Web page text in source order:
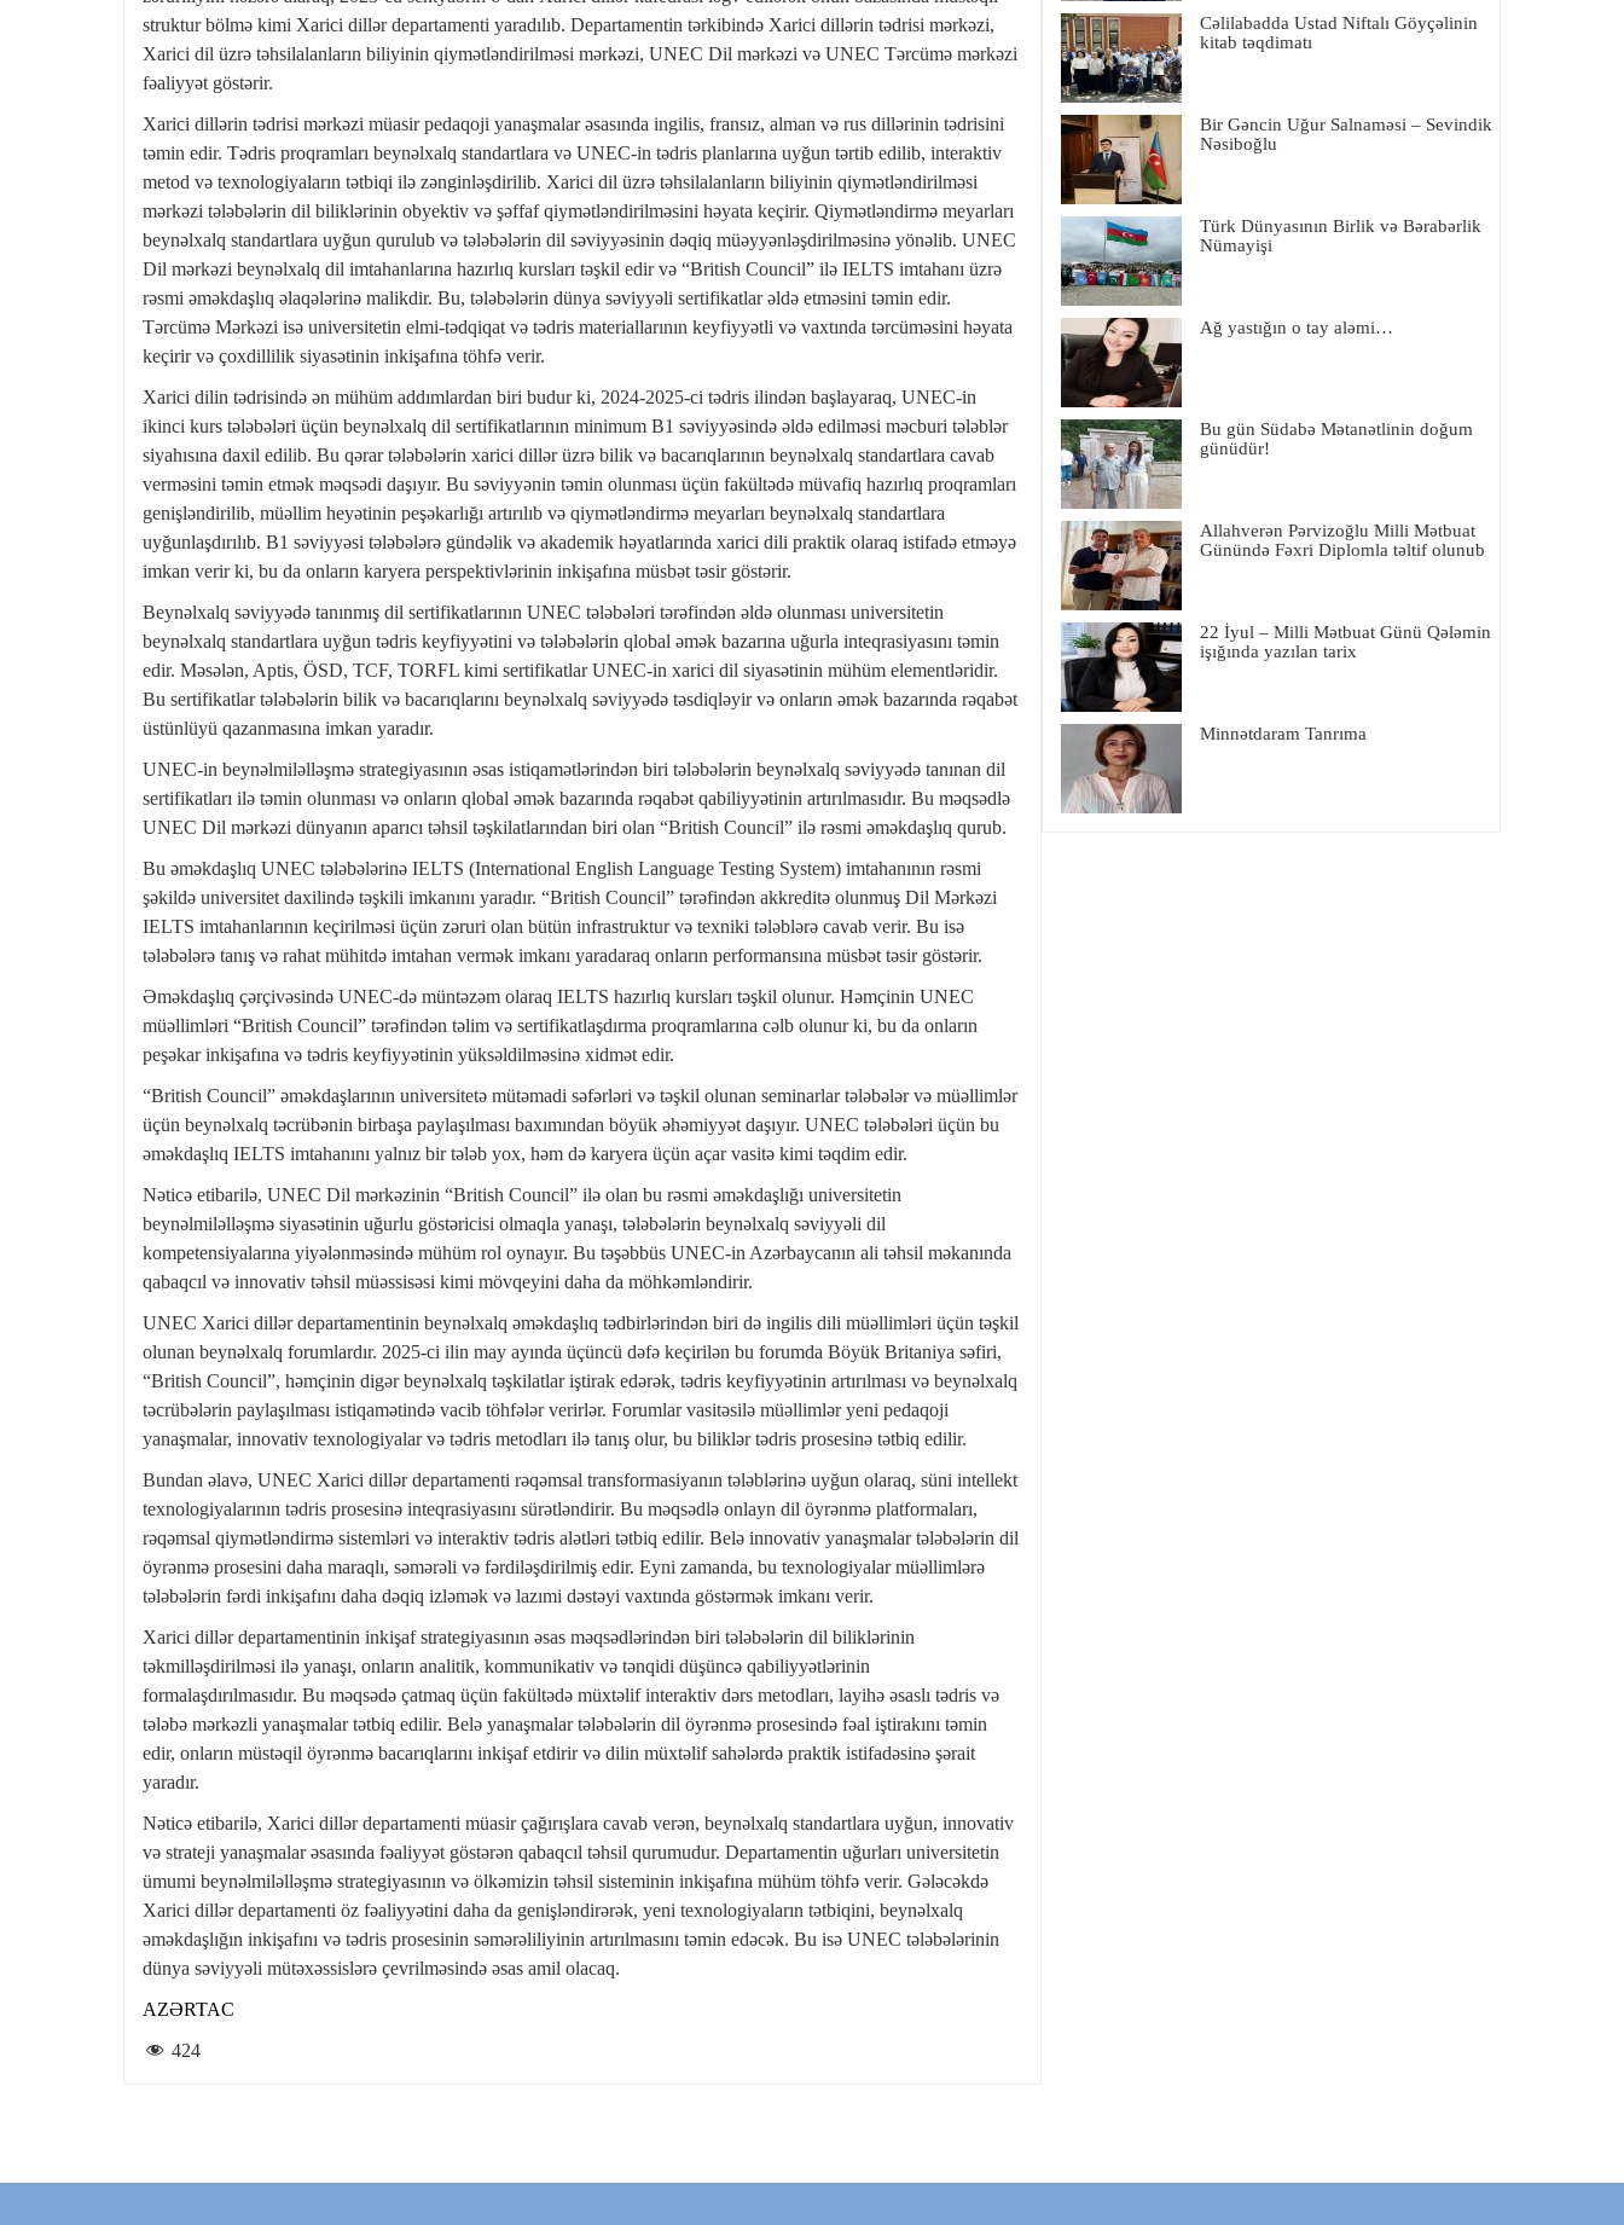
struktur bölmə kimi Xarici dillər departamenti yaradılıb. Departamentin tərkibində Xarici dillərin tədrisi mərkəzi,
Xarici dil üzrə təhsilalanların biliyinin qiymətləndirilməsi mərkəzi, UNEC Dil mərkəzi və UNEC Tərcümə mərkəzi
fəaliyyət göstərir.
Xarici dillərin tədrisi mərkəzi müasir pedaqoji yanaşmalar əsasında ingilis, fransız, alman və rus dillərinin tədrisini
təmin edir. Tədris proqramları beynəlxalq standartlara və UNEC-in tədris planlarına uyğun tərtib edilib, interaktiv
metod və texnologiyaların tətbiqi ilə zənginləşdirilib. Xarici dil üzrə təhsilalanların biliyinin qiymətləndirilməsi
mərkəzi tələbələrin dil biliklərinin obyektiv və şəffaf qiymətləndirilməsini həyata keçirir. Qiymətləndirmə meyarları
beynəlxalq standartlara uyğun qurulub və tələbələrin dil səviyyəsinin dəqiq müəyyənləşdirilməsinə yönəlib. UNEC
Dil mərkəzi beynəlxalq dil imtahanlarına hazırlıq kursları təşkil edir və “British Council” ilə IELTS imtahanı üzrə
rəsmi əməkdaşlıq əlaqələrinə malikdir. Bu, tələbələrin dünya səviyyəli sertifikatlar əldə etməsini təmin edir.
Tərcümə Mərkəzi isə universitetin elmi-tədqiqat və tədris materiallarının keyfiyyətli və vaxtında tərcüməsini həyata
keçirir və çoxdillilik siyasətinin inkişafına töhfə verir.
Xarici dilin tədrisində ən mühüm addımlardan biri budur ki, 2024-2025-ci tədris ilindən başlayaraq, UNEC-in
ikinci kurs tələbələri üçün beynəlxalq dil sertifikatlarının minimum B1 səviyyəsində əldə edilməsi məcburi tələblər
siyahısına daxil edilib. Bu qərar tələbələrin xarici dillər üzrə bilik və bacarıqlarının beynəlxalq standartlara cavab
verməsini təmin etmək məqsədi daşıyır. Bu səviyyənin təmin olunması üçün fakültədə müvafiq hazırlıq proqramları
genişləndirilib, müəllim heyətinin peşəkarlığı artırılıb və qiymətləndirmə meyarları beynəlxalq standartlara
uyğunlaşdırılıb. B1 səviyyəsi tələbələrə gündəlik və akademik həyatlarında xarici dili praktik olaraq istifadə etməyə
imkan verir ki, bu da onların karyera perspektivlərinin inkişafına müsbət təsir göstərir.
Beynəlxalq səviyyədə tanınmış dil sertifikatlarının UNEC tələbələri tərəfindən əldə olunması universitetin
beynəlxalq standartlara uyğun tədris keyfiyyətini və tələbələrin qlobal əmək bazarına uğurla inteqrasiyasını təmin
edir. Məsələn, Aptis, ÖSD, TCF, TORFL kimi sertifikatlar UNEC-in xarici dil siyasətinin mühüm elementləridir.
Bu sertifikatlar tələbələrin bilik və bacarıqlarını beynəlxalq səviyyədə təsdiqləyir və onların əmək bazarında rəqabət
üstünlüyü qazanmasına imkan yaradır.
UNEC-in beynəlmiləlləşmə strategiyasının əsas istiqamətlərindən biri tələbələrin beynəlxalq səviyyədə tanınan dil
sertifikatları ilə təmin olunması və onların qlobal əmək bazarında rəqabət qabiliyyətinin artırılmasıdır. Bu məqsədlə
UNEC Dil mərkəzi dünyanın aparıcı təhsil təşkilatlarından biri olan “British Council” ilə rəsmi əməkdaşlıq qurub.
Bu əməkdaşlıq UNEC tələbələrinə IELTS (International English Language Testing System) imtahanının rəsmi
şəkildə universitet daxilində təşkili imkanını yaradır. “British Council” tərəfindən akkreditə olunmuş Dil Mərkəzi
IELTS imtahanlarının keçirilməsi üçün zəruri olan bütün infrastruktur və texniki tələblərə cavab verir. Bu isə
tələbələrə tanış və rahat mühitdə imtahan vermək imkanı yaradaraq onların performansına müsbət təsir göstərir.
Əməkdaşlıq çərçivəsində UNEC-də müntəzəm olaraq IELTS hazırlıq kursları təşkil olunur. Həmçinin UNEC
müəllimləri “British Council” tərəfindən təlim və sertifikatlaşdırma proqramlarına cəlb olunur ki, bu da onların
peşəkar inkişafına və tədris keyfiyyətinin yüksəldilməsinə xidmət edir.
“British Council” əməkdaşlarının universitetə mütəmadi səfərləri və təşkil olunan seminarlar tələbələr və müəllimlər
üçün beynəlxalq təcrübənin birbaşa paylaşılması baxımından böyük əhəmiyyət daşıyır. UNEC tələbələri üçün bu
əməkdaşlıq IELTS imtahanını yalnız bir tələb yox, həm də karyera üçün açar vasitə kimi təqdim edir.
Nəticə etibarilə, UNEC Dil mərkəzinin “British Council” ilə olan bu rəsmi əməkdaşlığı universitetin
beynəlmiləlləşmə siyasətinin uğurlu göstəricisi olmaqla yanaşı, tələbələrin beynəlxalq səviyyəli dil
kompetensiyalarına yiyələnməsində mühüm rol oynayır. Bu təşəbbüs UNEC-in Azərbaycanın ali təhsil məkanında
qabaqcıl və innovativ təhsil müəssisəsi kimi mövqeyini daha da möhkəmləndirir.
UNEC Xarici dillər departamentinin beynəlxalq əməkdaşlıq tədbirlərindən biri də ingilis dili müəllimləri üçün təşkil
olunan beynəlxalq forumlardır. 2025-ci ilin may ayında üçüncü dəfə keçirilən bu forumda Böyük Britaniya səfiri,
“British Council”, həmçinin digər beynəlxalq təşkilatlar iştirak edərək, tədris keyfiyyətinin artırılması və beynəlxalq
təcrübələrin paylaşılması istiqamətində vacib töhfələr verirlər. Forumlar vasitəsilə müəllimlər yeni pedaqoji
yanaşmalar, innovativ texnologiyalar və tədris metodları ilə tanış olur, bu biliklər tədris prosesinə tətbiq edilir.
Bundan əlavə, UNEC Xarici dillər departamenti rəqəmsal transformasiyanın tələblərinə uyğun olaraq, süni intellekt
texnologiyalarının tədris prosesinə inteqrasiyasını sürətləndirir. Bu məqsədlə onlayn dil öyrənmə platformaları,
rəqəmsal qiymətləndirmə sistemləri və interaktiv tədris alətləri tətbiq edilir. Belə innovativ yanaşmalar tələbələrin dil
öyrənmə prosesini daha maraqlı, səmərəli və fərdiləşdirilmiş edir. Eyni zamanda, bu texnologiyalar müəllimlərə
tələbələrin fərdi inkişafını daha dəqiq izləmək və lazımi dəstəyi vaxtında göstərmək imkanı verir.
Xarici dillər departamentinin inkişaf strategiyasının əsas məqsədlərindən biri tələbələrin dil biliklərinin
təkmilləşdirilməsi ilə yanaşı, onların analitik, kommunikativ və tənqidi düşüncə qabiliyyətlərinin
formalaşdırılmasıdır. Bu məqsədə çatmaq üçün fakültədə müxtəlif interaktiv dərs metodları, layihə əsaslı tədris və
tələbə mərkəzli yanaşmalar tətbiq edilir. Belə yanaşmalar tələbələrin dil öyrənmə prosesində fəal iştirakını təmin
edir, onların müstəqil öyrənmə bacarıqlarını inkişaf etdirir və dilin müxtəlif sahələrdə praktik istifadəsinə şərait
yaradır.
Nəticə etibarilə, Xarici dillər departamenti müasir çağırışlara cavab verən, beynəlxalq standartlara uyğun, innovativ
və strateji yanaşmalar əsasında fəaliyyət göstərən qabaqcıl təhsil qurumudur. Departamentin uğurları universitetin
ümumi beynəlmiləlləşmə strategiyasının və ölkəmizin təhsil sisteminin inkişafına mühüm töhfə verir. Gələcəkdə
Xarici dillər departamenti öz fəaliyyətini daha da genişləndirərək, yeni texnologiyaların tətbiqini, beynəlxalq
əməkdaşlığın inkişafını və tədris prosesinin səmərəliliyinin artırılmasını təmin edəcək. Bu isə UNEC tələbələrinin
dünya səviyyəli mütəxəssislərə çevrilməsində əsas amil olacaq.
AZƏRTAC
424
Cəlilabadda Ustad Niftalı Göyçəlinin
kitab təqdimatı
Bir Gəncin Uğur Salnaməsi – Sevindik
Nəsiboğlu
Türk Dünyasının Birlik və Bərabərlik
Nümayişi
Ağ yastığın o tay aləmi…
Bu gün Südabə Mətanətlinin doğum
günüdür!
Allahverən Pərvizoğlu Milli Mətbuat
Günündə Fəxri Diplomla təltif olunub
22 İyul – Milli Mətbuat Günü Qələmin
işığında yazılan tarix
Minnətdaram Tanrıma